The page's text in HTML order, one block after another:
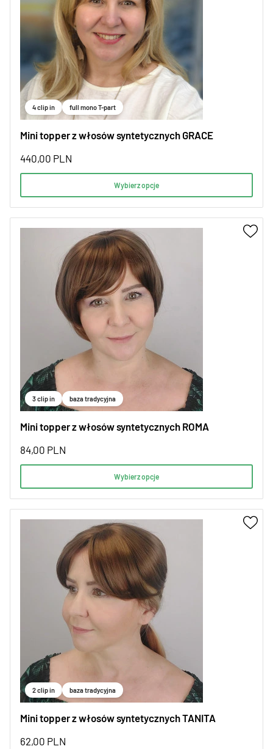
4 clip in full mono T-part
Mini topper z włosów syntetycznych GRACE
440,00 PLN
Wybierz opcje
3 clip in baza tradycyjna
Mini topper z włosów syntetycznych ROMA
84,00 PLN
Wybierz opcje
2 clip in baza tradycyjna
Mini topper z włosów syntetycznych TANITA
62,00 PLN